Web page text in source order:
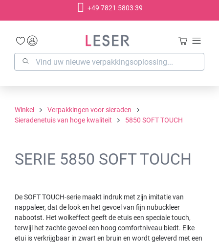
+49 7821 5803 39
Winkel
Verpakkingen voor sieraden
Sieradenetuis van hoge kwaliteit
5850 SOFT TOUCH
SERIE 5850 SOFT TOUCH
De SOFT TOUCH-serie maakt indruk met zijn imitatie van
nappaleer, dat de look en het gevoel van fijn nubuckleer
nabootst. Het wolkeffect geeft de etuis een speciale touch,
terwijl het zachte gevoel een hoog comfortniveau biedt. Elke
etui is verkrijgbaar in zwart en bruin en wordt geleverd met een